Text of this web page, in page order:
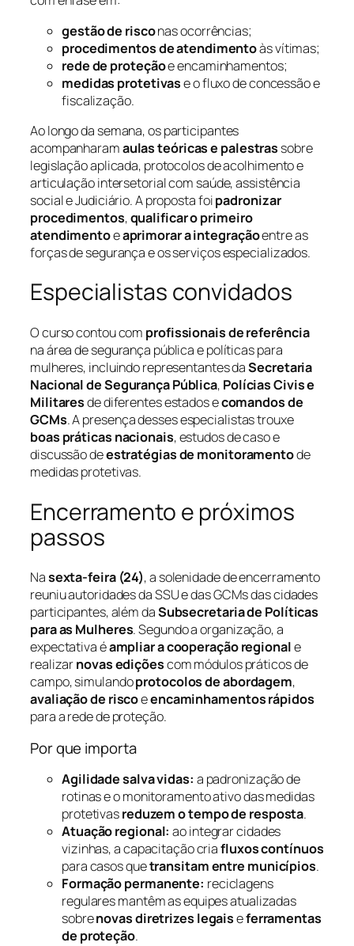
gestão de risconas ocorrências;
procedimentos de atendimentoàs vítimas;
rede de proteçãoe encaminhamentos;
medidas protetivase o fluxo de concessão e
fiscalização.
Ao longo da semana, os participantes
acompanharamaulas teóricas e palestras sobre
legislação aplicada, protocolos de acolhimento e
articulação intersetorial com saúde, assistência
social e Judiciário. A proposta foipadronizar
procedimentos,qualificar o primeiro
atendimentoeaprimorar a integraçãoentre as
forças de segurança e os serviços especializados.
Especialistas convidados
O curso contou com profissionais de referência
na área de segurança pública e políticas para
mulheres, incluindo representantes daSecretaria
Nacional de Segurança Pública, Polícias Civis e
Militaresde diferentes estados ecomandos de
GCMs. A presença desses especialistas trouxe
boas práticas nacionais, estudos de caso e
discussão deestratégias de monitoramentode
medidas protetivas.
Encerramento e próximos
passos
Nasexta-feira (24), a solenidade de encerramento
reuniu autoridades da SSU e das GCMs das cidades
participantes, além daSubsecretaria de Políticas
para as Mulheres. Segundo a organização, a
expectativa éampliar a cooperação regionale
realizarnovas ediçõescom módulos práticos de
campo, simulandoprotocolos de abordagem,
avaliação de riscoeencaminhamentos rápidos
para a rede de proteção.
Por que importa
Agilidade salva vidas: a padronização de
rotinas e o monitoramento ativo das medidas
protetivasreduzem o tempo de resposta.
Atuação regional: ao integrar cidades
vizinhas, a capacitação criafluxos contínuos
para casos quetransitam entre municípios.
Formação permanente: reciclagens
regulares mantêm as equipes atualizadas
sobrenovas diretrizes legaiseferramentas
de proteção.